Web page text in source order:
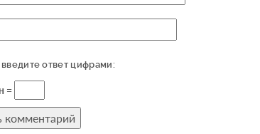
ответ цифрами:
=